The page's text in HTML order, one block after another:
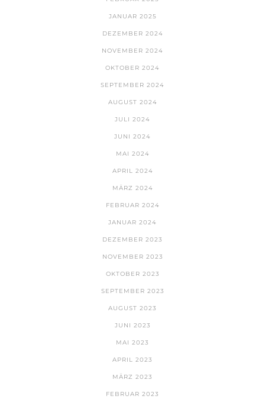
JANUAR 2025
DEZEMBER 2024
NOVEMBER 2024
OKTOBER 2024
SEPTEMBER 2024
AUGUST 2024
JULI 2024
JUNI 2024
MAI 2024
APRIL 2024
MÄRZ 2024
FEBRUAR 2024
JANUAR 2024
DEZEMBER 2023
NOVEMBER 2023
OKTOBER 2023
SEPTEMBER 2023
AUGUST 2023
JUNI 2023
MAI 2023
APRIL 2023
MÄRZ 2023
FEBRUAR 2023